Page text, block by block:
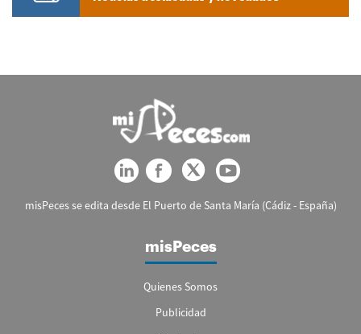
misPeces se edita desde El Puerto de Santa María (Cádiz - España)
misPeces
Quienes Somos
Publicidad